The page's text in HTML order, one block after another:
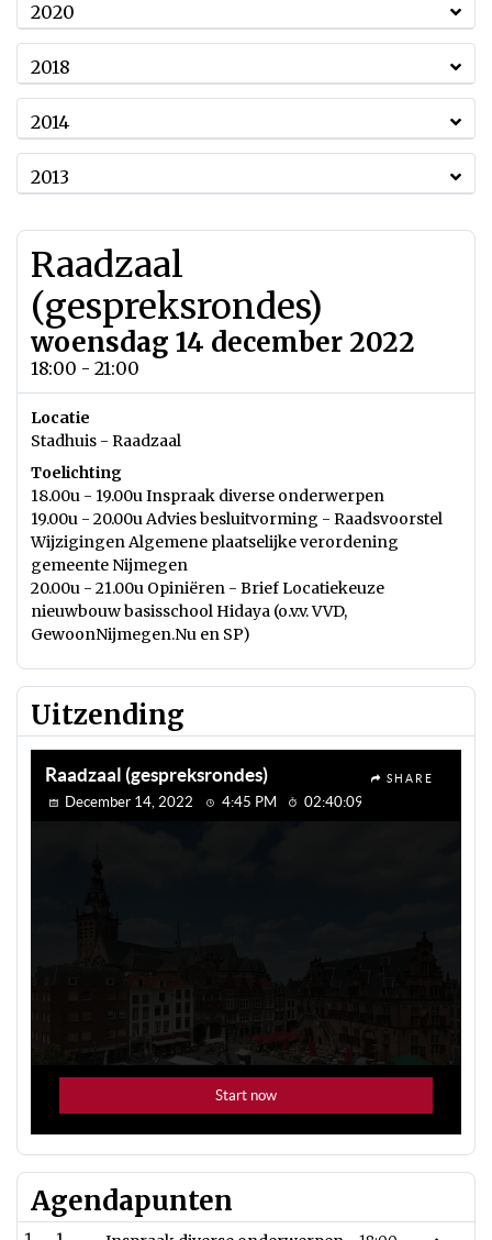
2020
2018
2014
2013
Raadzaal
(gespreksrondes)
woensdag 14 december 2022
18:00 - 21:00
Locatie
Stadhuis - Raadzaal
Toelichting
18.00u - 19.00u Inspraak diverse onderwerpen
19.00u - 20.00u Advies besluitvorming - Raadsvoorstel
Wijzigingen Algemene plaatselijke verordening
gemeente Nijmegen
20.00u - 21.00u Opiniëren - Brief Locatiekeuze
nieuwbouw basisschool Hidaya (o.v.v. VVD,
GewoonNijmegen.Nu en SP)
Uitzending
Agendapunten